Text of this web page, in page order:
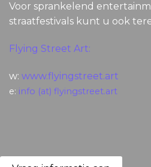
Voor sprankelend
straatfestivals kunt u ook
Flying Street Art:
w: www.flyingstreet.art
e: info (at) flyingstreet.art